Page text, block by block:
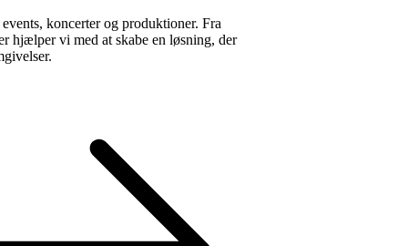
koncerter og produktioner. Fra
hjælper vi med at skabe en løsning, der